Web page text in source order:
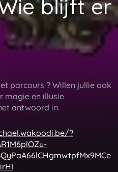
blijft er
parcours ? Willen jullie ook
magie en illusie
antwoord in.
?